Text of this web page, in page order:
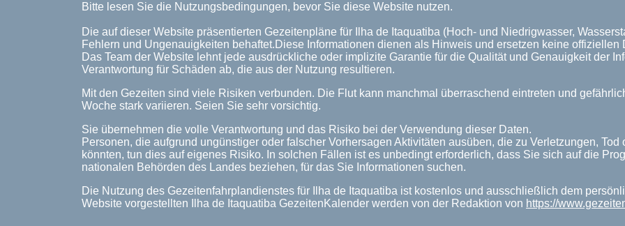
Bitte lesen Sie die Nutzungsbedingungen, bevor Sie diese Website nutzen.
Die auf dieser Website präsentierten Gezeitenpläne für Ilha de Itaquatiba (Hoch- und Niedrigwasser,
Fehlern und Ungenauigkeiten behaftet.Diese Informationen dienen als Hinweis und ersetzen keine offiziellen
Das Team der Website lehnt jede ausdrückliche oder implizite Garantie für die Qualität und Genauigkeit der
Verantwortung für Schäden ab, die aus der Nutzung resultieren.
Mit den Gezeiten sind viele Risiken verbunden. Die Flut kann manchmal überraschend eintreten und
Woche stark variieren. Seien Sie sehr vorsichtig.
Sie übernehmen die volle Verantwortung und das Risiko bei der Verwendung dieser Daten.
Personen, die aufgrund ungünstiger oder falscher Vorhersagen Aktivitäten ausüben, die zu Verletzungen,
könnten, tun dies auf eigenes Risiko. In solchen Fällen ist es unbedingt erforderlich, dass Sie sich auf die
nationalen Behörden des Landes beziehen, für das Sie Informationen suchen.
Die Nutzung des Gezeitenfahrplandienstes für Ilha de Itaquatiba ist kostenlos und ausschließlich dem
Website vorgestellten Ilha de Itaquatiba GezeitenKalender werden von der Redaktion von https://